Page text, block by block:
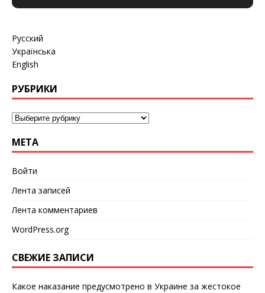
Русский
Українська
English
РУБРИКИ
МЕТА
Войти
Лента записей
Лента комментариев
WordPress.org
СВЕЖИЕ ЗАПИСИ
Какое наказание предусмотрено в Украине за жестокое